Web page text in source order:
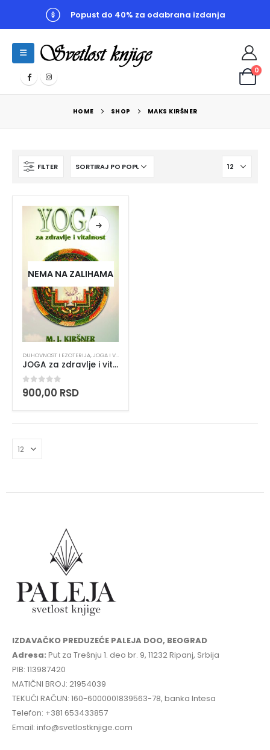
Popust do 40% za odabrana izdanja
0
HOME SHOP MAKS KIRŠNER
FILTER
NEMA NA ZALIHAMA
DUHOVNOST I EZOTERIJA,JOGA I VEDSKA ZNANJA
JOGA za zdravlje i vitalnost
0out of 5
900,00 RSD
IZDAVAČKO PREDUZEĆE PALEJA DOO, BEOGRAD
Adresa: Put za Trešnju 1. deo br. 9, 11232 Ripanj, Srbija
PIB: 113987420
MATIČNI BROJ: 21954039
TEKUĆI RAČUN: 160-6000001839563-78, banka Intesa
Telefon: +381 653433857
Email: info@svetlostknjige.com